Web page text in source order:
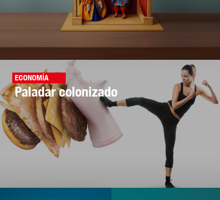
ECONOMÍA
Paladar colonizado